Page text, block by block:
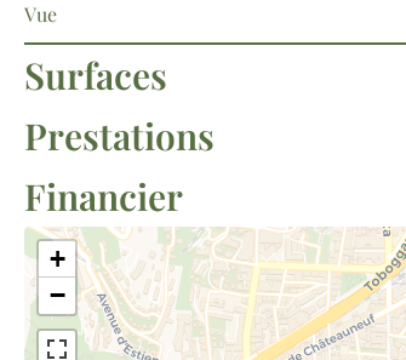
Vue
Surfaces
Prestations
Financier
+
−